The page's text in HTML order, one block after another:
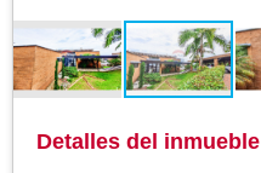
Detalles del inmueble